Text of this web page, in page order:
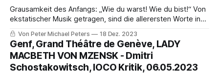
Grausamkeit des Anfangs: „Wie du warst! Wie du bist!“ Von
ekstatischer Musik getragen, sind die allerersten Worte in
der Oper, die allerersten Worte von Octavian, eine heftige
Hommage .....
Von Peter Michael Peters 18 Dez. 2023
Genf, Grand Théâtre de Genève, LADY
MACBETH VON MZENSK - Dmitri
Schostakowitsch, IOCO Kritik, 06.05.2023